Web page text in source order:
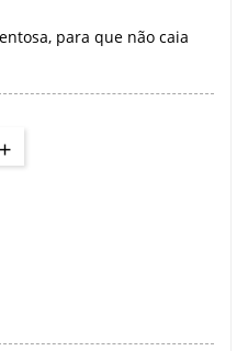
para que não caia